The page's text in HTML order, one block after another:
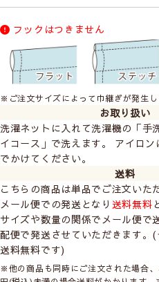
フックはつきません
※ご注文サイズによって巾継ぎが発生
お取り扱い
洗濯ネットに入れて洗濯機の「手
イコース」で洗えます。 アイロ
でかけてください。
送料
こちらの商品は単品でご注文いた
メール便での発送となり 送料無料
サイズや数量の関係でメール便で
配便で発送させていただきます。
送料無料です)
※他の商品も同時にご注文された場合